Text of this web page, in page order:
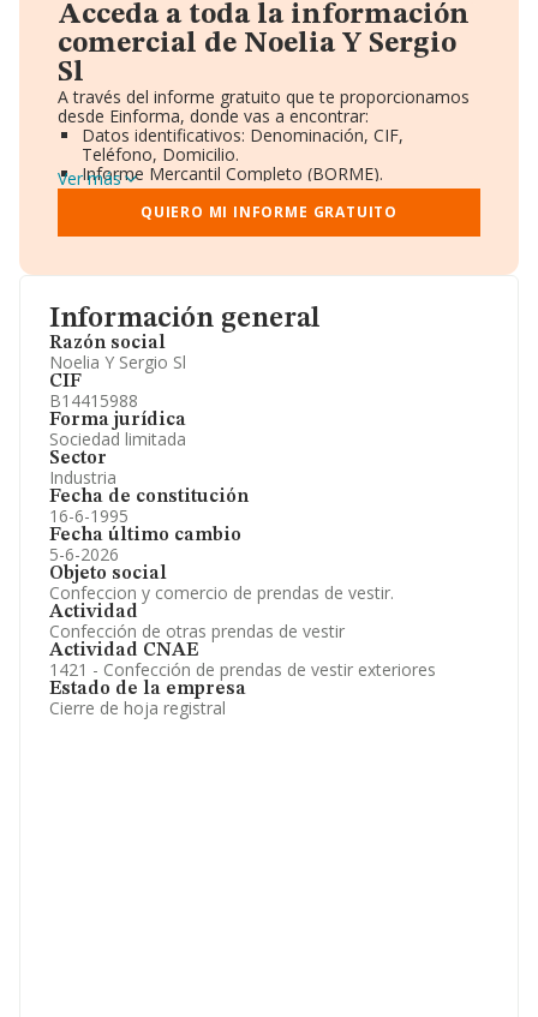
Información general
Razón social
Noelia Y Sergio Sl
CIF
B14415988
Forma jurídica
Sociedad limitada
Sector
Industria
Fecha de constitución
16-6-1995
Fecha último cambio
5-6-2026
Objeto social
Confeccion y comercio de prendas de vestir.
Actividad
Confección de otras prendas de vestir
Actividad CNAE
1421 - Confección de prendas de vestir exteriores
Estado de la empresa
Cierre de hoja registral
Acceda a toda la información
comercial de Noelia Y Sergio
Sl
A través del informe gratuito que te proporcionamos
desde Einforma, donde vas a encontrar:
Datos identificativos: Denominación, CIF,
Teléfono, Domicilio.
Informe Mercantil Completo (BORME).
Gráficos de Evolución Ventas y Empleados.
Consejo de Administración y Administradores.
Directivos y Ejecutivos.
Información oficial y registral complementaria.
Ver más
QUIERO MI INFORME GRATUITO